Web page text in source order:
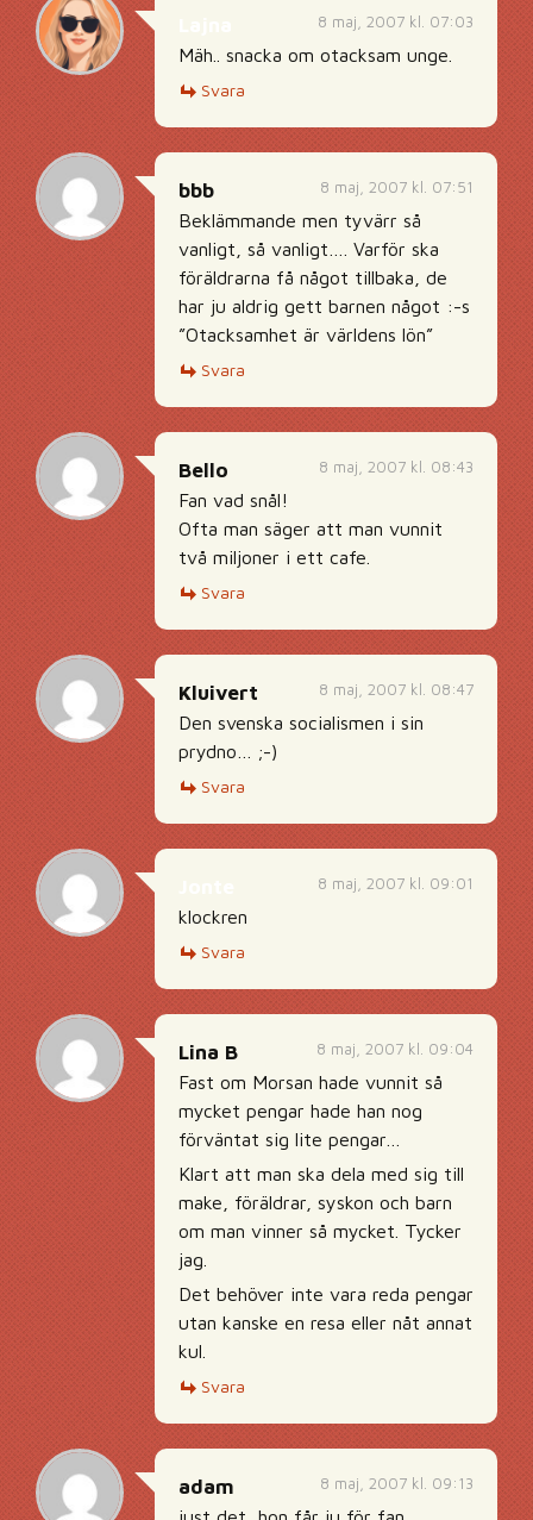
8 maj, 2007 kl. 07:03
Mäh.. snacka om otacksam unge.
Svara
8 maj, 2007 kl. 07:51
bbb
Beklämmande men tyvärr så
vanligt, så vanligt…. Varför ska
föräldrarna få något tillbaka, de
har ju aldrig gett barnen något :-s
”Otacksamhet är världens lön”
Svara
8 maj, 2007 kl. 08:43
Bello
Fan vad snål!
Ofta man säger att man vunnit
två miljoner i ett cafe.
Svara
8 maj, 2007 kl. 08:47
Kluivert
Den svenska socialismen i sin
prydno… ;-)
Svara
8 maj, 2007 kl. 09:01
klockren
Svara
8 maj, 2007 kl. 09:04
Lina B
Fast om Morsan hade vunnit så
mycket pengar hade han nog
förväntat sig lite pengar…
Klart att man ska dela med sig till
make, föräldrar, syskon och barn
om man vinner så mycket. Tycker
jag.
Det behöver inte vara reda pengar
utan kanske en resa eller nåt annat
kul.
Svara
8 maj, 2007 kl. 09:13
adam